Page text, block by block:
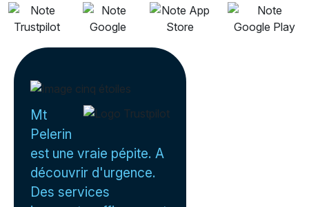
Mt
Pelerin
est une vraie pépite. A
découvrir d'urgence.
Des services